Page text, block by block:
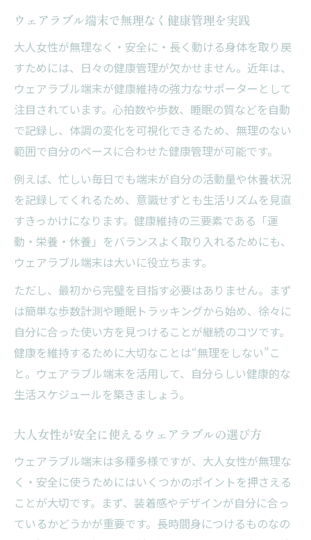
ウェアラブル端末で無理なく健康管理を実践
大人女性が無理なく・安全に・長く動ける身体を取り戻
すためには、日々の健康管理が欠かせません。近年は、
ウェアラブル端末が健康維持の強力なサポーターとして
注目されています。心拍数や歩数、睡眠の質などを自動
で記録し、体調の変化を可視化できるため、無理のない
範囲で自分のペースに合わせた健康管理が可能です。
例えば、忙しい毎日でも端末が自分の活動量や休養状況
を記録してくれるため、意識せずとも生活リズムを見直
すきっかけになります。健康維持の三要素である「運
動・栄養・休養」をバランスよく取り入れるためにも、
ウェアラブル端末は大いに役立ちます。
ただし、最初から完璧を目指す必要はありません。まず
は簡単な歩数計測や睡眠トラッキングから始め、徐々に
自分に合った使い方を見つけることが継続のコツです。
健康を維持するために大切なことは“無理をしない”こ
と。ウェアラブル端末を活用して、自分らしい健康的な
生活スケジュールを築きましょう。
大人女性が安全に使えるウェアラブルの選び方
ウェアラブル端末は多種多様ですが、大人女性が無理な
く・安全に使うためにはいくつかのポイントを押さえる
ことが大切です。まず、装着感やデザインが自分に合っ
ているかどうかが重要です。長時間身につけるものなの